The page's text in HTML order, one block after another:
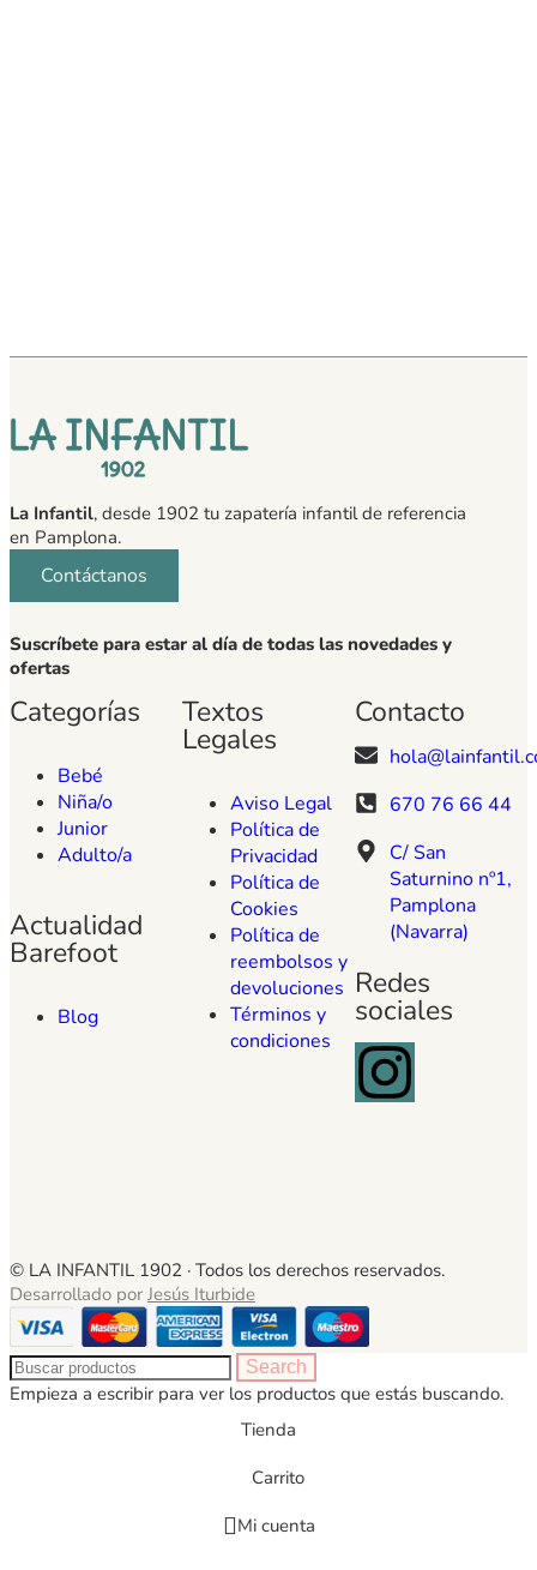
La Infantil, desde 1902 tu zapatería infantil de referencia
en Pamplona.
Contáctanos
Suscríbete para estar al día de todas las novedades y
ofertas
Categorías
Bebé
Niña/o
Junior
Adulto/a
Actualidad
Barefoot
Blog
Textos
Legales
Aviso Legal
Política de
Privacidad
Política de
Cookies
Política de
reembolsos y
devoluciones
Términos y
condiciones
Contacto
670 76 66 44
C/ San
Saturnino nº1,
Pamplona
(Navarra)
Redes
sociales
© LA INFANTIL 1902 · Todos los derechos reservados.
Desarrollado por Jesús Iturbide
Search
Empieza a escribir para ver los productos que estás buscando.
Tienda
Carrito
Mi cuenta